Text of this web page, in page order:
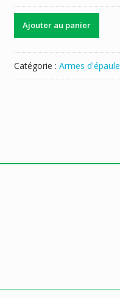
de
CF9
Ajouter au panier
Catégorie : Armes d'épaule